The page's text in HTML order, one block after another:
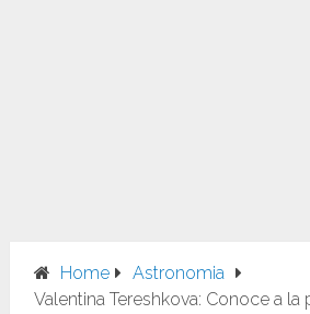
Home
Astronomia
Valentina Tereshkova: Conoce a la